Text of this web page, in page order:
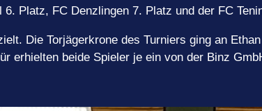
Platz, FC Denzlingen 7. Platz und der FC
Die Torjägerkrone des Turniers ging an
erhielten beide Spieler je ein von der Binz